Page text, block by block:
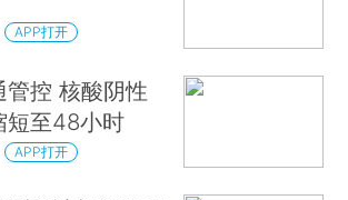
APP打开
管控 核酸阴性
短至48小时
APP打开